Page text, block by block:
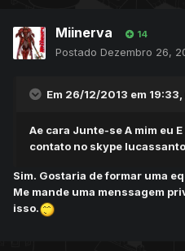
Miinerva 14
Postado Dezembro 26,
Em 26/12/2013 em
Ae cara Junte-se A mim eu
contato no skype
Sim. Gostaria de formar uma
Me mande uma menssagem
isso.